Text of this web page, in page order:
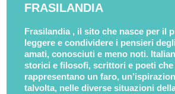
FRASILANDIA
Frasilandia , il sito che nasce per il
leggere e condividere i pensieri
amati, conosciuti e meno noti.
storici e filosofi, scrittori e poeti che
rappresentano un faro,
talvolta, nelle diverse situazioni